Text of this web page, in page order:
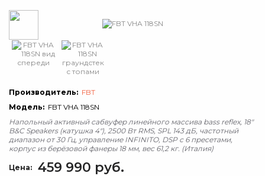
Производитель: FBT
Модель: FBT VHA 118SN
Напольный активный сабвуфер линейного массива bass reflex, 18"
B&C Speakers (катушка 4"), 2500 Вт RMS, SPL 143 дБ, частотный
диапазон от 30 Гц, управление INFINITO, DSP с 6 пресетами,
корпус из берёзовой фанеры 18 мм, вес 61,2 кг. (Италия)
Цена: 459 990 руб.